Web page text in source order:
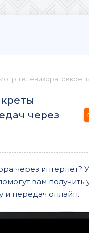
секреты
через
через интернет?
вам получить
передач онлайн.